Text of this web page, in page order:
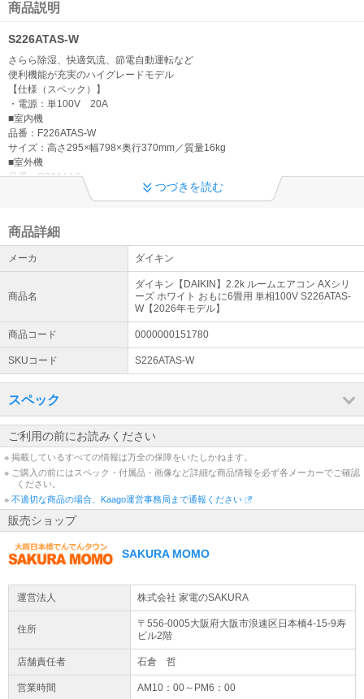
地震により被害を受けられました皆さまに謹んでお見舞いを申し上
す。詳細につきましては配送業者HPをご確認くださいますようお願
【重要】エアコン自社設置サービスについて
現在、エアコンの自社設置工事のご注文につきましてはお受付を停
止させていただいております。お客様にはご迷惑をおかけしてしま
い誠に申し訳ございませんが、何卒ご了承くださいますようお願い
いたします。
ご来店お引き取りについて
現在、店頭お引き取りは休止させて頂いております。お客様にはご
【重要】在庫表記に関しまして
システム上、ご注文手続きをいただける商品に関しましては お取り
寄せ商品でございましても【在庫〇】の表記となっております。 納
期目安につきましては【発送日】をご参照いただきますようお願い
申し上げます。
大阪府内・一部近隣地域 大型家電等の【設置サービス】
弊社スタッフによる大阪府内・一部近隣地域のみ対応の設置配送サ
さい。
店休日について
通常土日祝日は店休日となりますため、休日中のご注文のお受付・
お問い合わせのご返信は翌営業日より順次行います。営業日に関し
ましては商品ページの営業日カレンダーにてご確認ください。
商品説明
S226ATAS-W
さらら除湿、快適気流、節電自動運転など
便利機能が充実のハイグレードモデル
【仕様（スペック）】
・電源：単100V 20A
■室内機
品番：F226ATAS-W
サイズ：高さ295×幅798×奥行370mm／質量16kg
■室外機
品番：R226AAS
サイズ：高さ610×幅795（+78）×奥行300（+42）mm／質量35kg
畳数のめやす：6～7畳（ 9～11m2 ）
消費電力(W)：440（ 75～1,820 ）
低温暖房能力（外気温2℃時）：4.5kW（パワフル設定時）
■冷房
畳数のめやす：6～9畳（ 10～15m2 ）
能力（kW）：2.2（ 0.3～3.3 ）
消費電力(W)：390（ 75～850 ）
モデル：2026年モデル
JANコード：4573535490586
つづきを読む
商品詳細
メーカ ダイキン
商品名
ダイキン【DAIKIN】2.2k ルームエアコン AXシリ
ーズ ホワイト おもに6畳用 単相100V S226ATAS-
W【2026年モデル】
商品コード 0000000151780
SKUコード S226ATAS-W
スペック
ご利用の前にお読みください
※ 掲載しているすべての情報は万全の保障をいたしかねます。
※ ご購入の前にはスペック・付属品・画像など詳細な商品情報を必ず各メーカーでご確認
ください。
※ 不適切な商品の場合、Kaago運営事務局まで通報ください
販売ショップ
SAKURA MOMO
運営法人 株式会社 家電のSAKURA
住所 〒556-0005大阪府大阪市浪速区 日本橋4-15-9寿
ビル2階
店舗責任者 石倉 哲
営業時間 AM10：00～PM6：00